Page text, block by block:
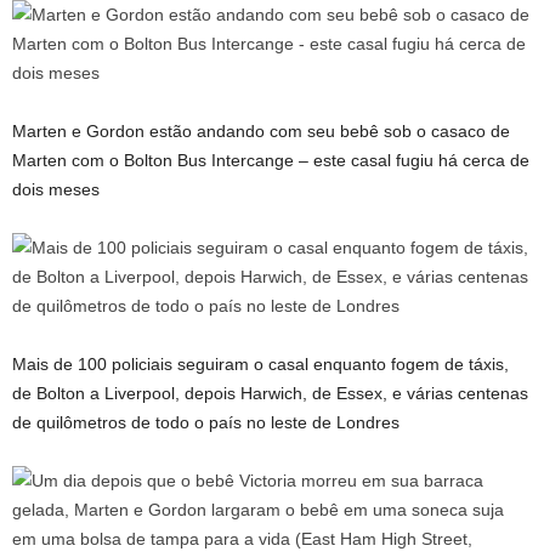
Marten e Gordon estão andando com seu bebê sob o casaco de
Marten com o Bolton Bus Intercange – este casal fugiu há cerca de
dois meses
Mais de 100 policiais seguiram o casal enquanto fogem de táxis,
de Bolton a Liverpool, depois Harwich, de Essex, e várias centenas
de quilômetros de todo o país no leste de Londres